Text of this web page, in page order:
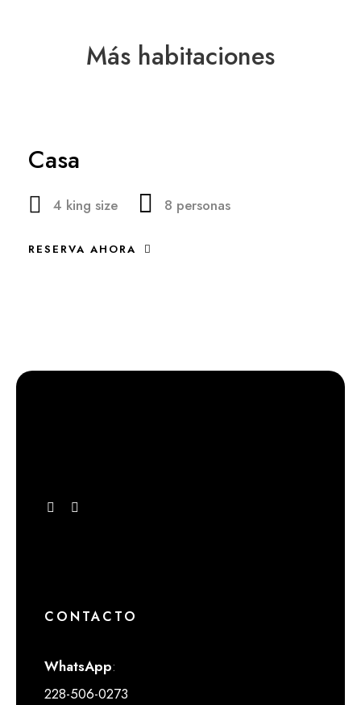
Más habitaciones
Casa
4 king size 8 personas
RESERVA AHORA
CONTACTO
WhatsApp:
228-506-0273